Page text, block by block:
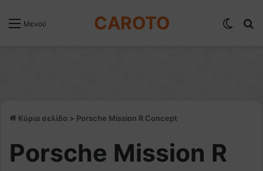
Μενού CAROTO
Κύρια σελίδα > Porsche Mission R Concept
Porsche Mission R